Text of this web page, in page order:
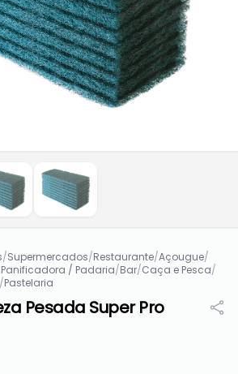
/Supermercados/Restaurante/Açougue/
Panificadora / Padaria/Bar/Caça e Pesca/
/Pastelaria
Pesada Super Pro